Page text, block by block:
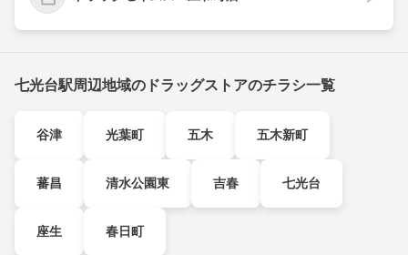
七光台駅周辺地域のドラッグストアのチラシ一覧
谷津 光葉町 五木 五木新町
蕃昌 清水公園東 吉春 七光台
座生 春日町